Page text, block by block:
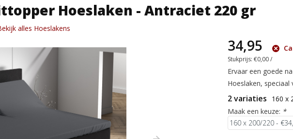
Hoeslaken - Antraciet 220 gr
alles Hoeslakens
34,95
Stukprijs:€0,00/
Ervaar een goede
Hoeslaken,
2 variaties
160 x
Maak een keuze: *